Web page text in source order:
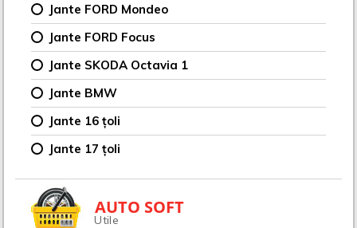
Jante FORD Mondeo
Jante FORD Focus
Jante SKODA Octavia 1
Jante BMW
Jante 16 țoli
Jante 17 țoli
AUTO SOFT
Utile